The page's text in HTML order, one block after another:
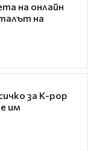
на онлайн
на
за K-pop
им